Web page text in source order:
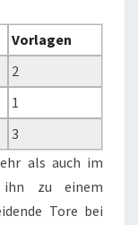
Vorlagen
2
1
3
als auch im
zu einem
Tore bei